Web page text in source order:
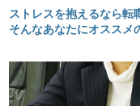
ストレスを抱えるなら転
そんなあなたにオススメ